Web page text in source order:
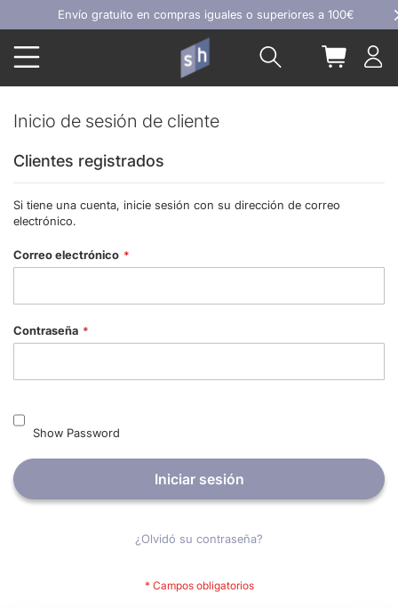
Ir
al
contenido
Envío gratuito en compras iguales o superiores a 100€
Buscar Mi
Inicio de sesión de cliente
Clientes registrados
Si tiene una cuenta, inicie sesión con su dirección de correo
electrónico.
Correo electrónico
Contraseña
Show Password
Iniciar sesión
¿Olvidó su contraseña?